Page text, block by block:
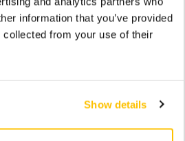
information that you’ve provided
collected from your use of their
Show details